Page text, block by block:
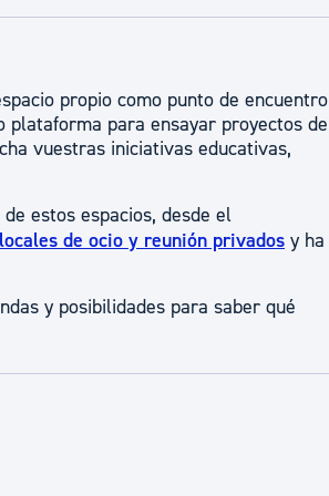
propio como punto de encuentro
para ensayar proyectos de
vuestras iniciativas educativas,
estos espacios, desde el
de ocio y reunión privados y ha
y posibilidades para saber qué